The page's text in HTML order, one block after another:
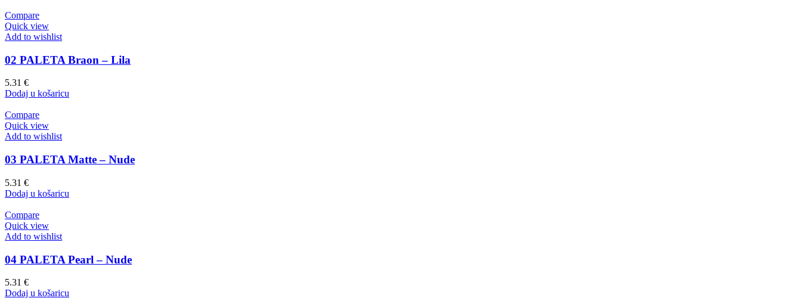
Compare
Quick view
Add to wishlist
02 PALETA Braon – Lila
5.31 €
Dodaj u košaricu
Compare
Quick view
Add to wishlist
03 PALETA Matte – Nude
5.31 €
Dodaj u košaricu
Compare
Quick view
Add to wishlist
04 PALETA Pearl – Nude
5.31 €
Dodaj u košaricu